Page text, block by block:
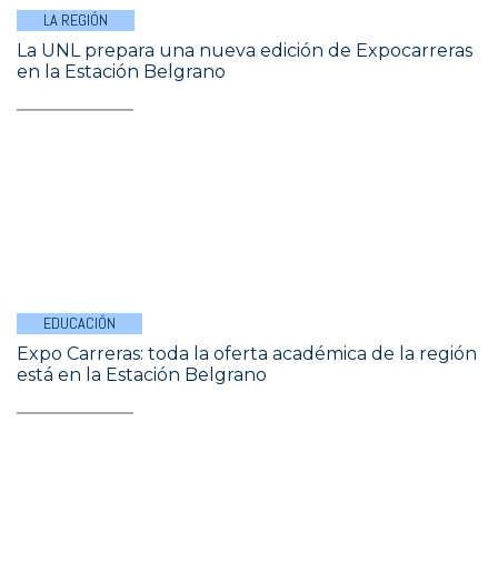
LA REGIÓN
La UNL prepara una nueva edición de Expocarreras
en la Estación Belgrano
EDUCACIÓN
Expo Carreras: toda la oferta académica de la región
está en la Estación Belgrano